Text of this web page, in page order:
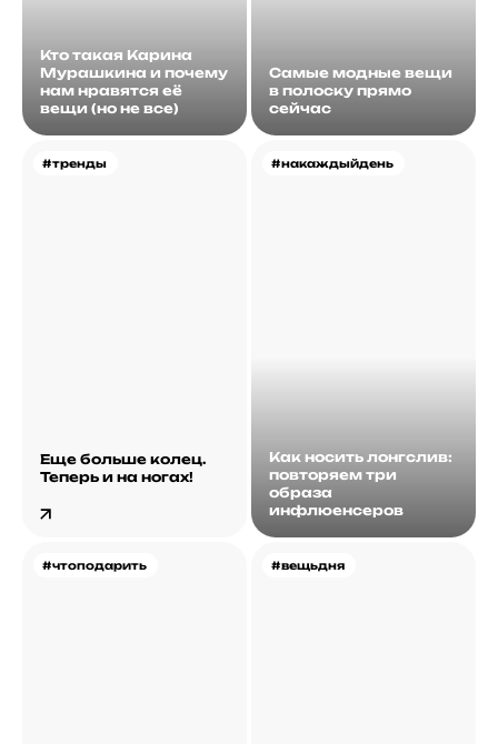
Кто такая Карина
Мурашкина и почему
нам нравятся её
вещи (но не все)
Самые модные вещи
в полоску прямо
сейчас
#тренды
Еще больше колец.
Теперь и на ногах!
#накаждыйдень
Как носить лонгслив:
повторяем три
образа
инфлюенсеров
#чтоподарить #вещьдня